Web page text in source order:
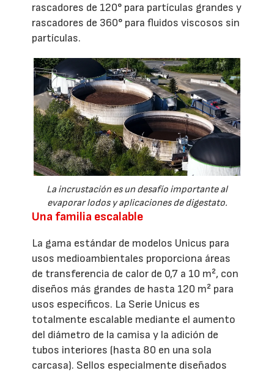
rascadores de 120° para partículas grandes y
rascadores de 360° para fluidos viscosos sin
partículas.
La incrustación es un desafío importante al
evaporar lodos y aplicaciones de digestato.
Una familia escalable
La gama estándar de modelos Unicus para
usos medioambientales proporciona áreas
de transferencia de calor de 0,7 a 10 m², con
diseños más grandes de hasta 120 m² para
usos específicos. La Serie Unicus es
totalmente escalable mediante el aumento
del diámetro de la camisa y la adición de
tubos interiores (hasta 80 en una sola
carcasa). Sellos especialmente diseñados